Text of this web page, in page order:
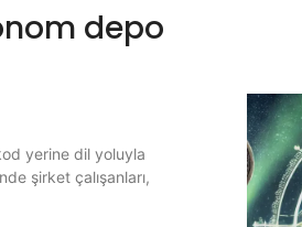
depo
yerine dil yoluyla
şirket çalışanları,